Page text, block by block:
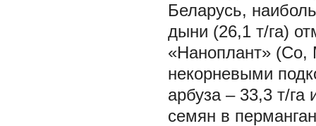
Беларусь,
дыни (26,1 т/га)
«Наноплант» (Co,
некорневыми
арбуза – 33,3 т/
семян в